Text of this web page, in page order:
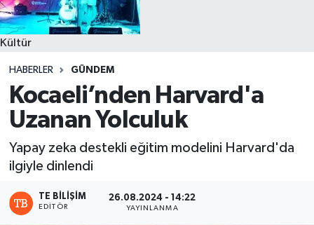
Kültür
HABERLER GÜNDEM
Kocaeli’nden Harvard'a
Uzanan Yolculuk
Yapay zeka destekli eğitim modelini Harvard'da
ilgiyle dinlendi
TE BILIŞIM
EDITÖR
26.08.2024 - 14:22
YAYINLANMA